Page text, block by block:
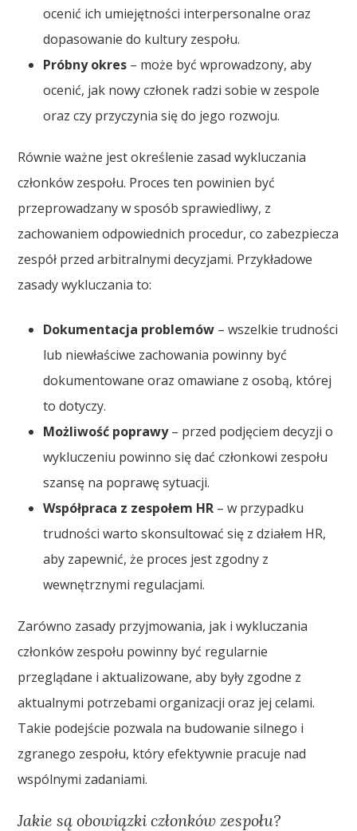
ocenić ich umiejętności interpersonalne oraz
dopasowanie do kultury zespołu.
Próbny okres – może być wprowadzony, aby
ocenić, jak nowy członek radzi sobie w zespole
oraz czy przyczynia się do jego rozwoju.
Równie ważne jest określenie zasad wykluczania
członków zespołu. Proces ten powinien być
przeprowadzany w sposób sprawiedliwy, z
zachowaniem odpowiednich procedur, co zabezpiecza
zespół przed arbitralnymi decyzjami. Przykładowe
zasady wykluczania to:
Dokumentacja problemów – wszelkie trudności
lub niewłaściwe zachowania powinny być
dokumentowane oraz omawiane z osobą, której
to dotyczy.
Możliwość poprawy– przed podjęciem decyzji o
wykluczeniu powinno się dać członkowi zespołu
szansę na poprawę sytuacji.
Współpraca z zespołem HR – w przypadku
trudności warto skonsultować się z działem HR,
aby zapewnić, że proces jest zgodny z
wewnętrznymi regulacjami.
Zarówno zasady przyjmowania, jak i wykluczania
członków zespołu powinny być regularnie
przeglądane i aktualizowane, aby były zgodne z
aktualnymi potrzebami organizacji oraz jej celami.
Takie podejście pozwala na budowanie silnego i
zgranego zespołu, który efektywnie pracuje nad
wspólnymi zadaniami.
Jakie są obowiązki członków zespołu?